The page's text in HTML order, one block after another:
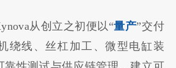
从创立之初便以“量产”交付
绕线、丝杠加工、微型电缸装